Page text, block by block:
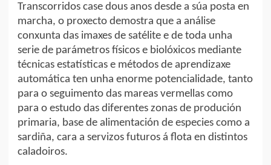
Transcorridos case dous anos desde a súa posta en
marcha, o proxecto demostra que a análise
conxunta das imaxes de satélite e de toda unha
serie de parámetros físicos e biolóxicos mediante
técnicas estatísticas e métodos de aprendizaxe
automática ten unha enorme potencialidade, tanto
para o seguimento das mareas vermellas como
para o estudo das diferentes zonas de produción
primaria, base de alimentación de especies como a
sardiña, cara a servizos futuros á flota en distintos
caladoiros.